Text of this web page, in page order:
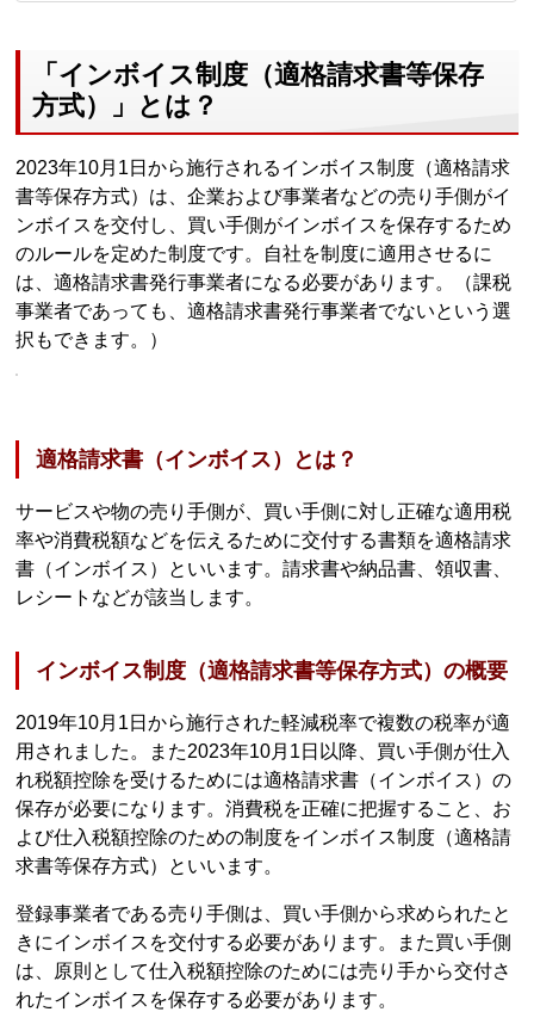
「インボイス制度（適格請求書等保存
方式）」とは？
2023年10月1日から施行されるインボイス制度（適格請求
書等保存方式）は、企業および事業者などの売り手側がイ
ンボイスを交付し、買い手側がインボイスを保存するため
のルールを定めた制度です。自社を制度に適用させるに
は、適格請求書発行事業者になる必要があります。（課税
事業者であっても、適格請求書発行事業者でないという選
択もできます。）
適格請求書（インボイス）とは？
サービスや物の売り手側が、買い手側に対し正確な適用税
率や消費税額などを伝えるために交付する書類を適格請求
書（インボイス）といいます。請求書や納品書、領収書、
レシートなどが該当します。
インボイス制度（適格請求書等保存方式）の概要
2019年10月1日から施行された軽減税率で複数の税率が適
用されました。また2023年10月1日以降、買い手側が仕入
れ税額控除を受けるためには適格請求書（インボイス）の
保存が必要になります。消費税を正確に把握すること、お
よび仕入税額控除のための制度をインボイス制度（適格請
求書等保存方式）といいます。
登録事業者である売り手側は、買い手側から求められたと
きにインボイスを交付する必要があります。また買い手側
は、原則として仕入税額控除のためには売り手から交付さ
れたインボイスを保存する必要があります。